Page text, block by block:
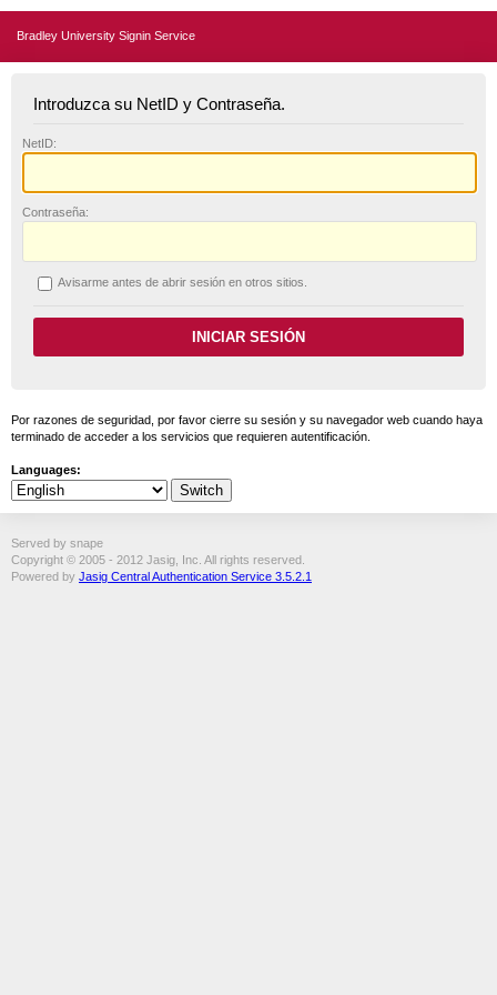
Bradley University Signin Service
Introduzca su NetID y Contraseña.
NetID:
Contraseña:
Avisarme antes de abrir sesión en otros sitios.
Por razones de seguridad, por favor cierre su sesión y su navegador web cuando haya
terminado de acceder a los servicios que requieren autentificación.
Languages:
Served by snape
Copyright © 2005 - 2012 Jasig, Inc. All rights reserved.
Powered by Jasig Central Authentication Service 3.5.2.1